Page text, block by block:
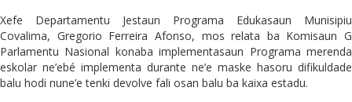
Xefe Departamentu Jestaun Programa Edukasaun Munisipiu
Covalima, Gregorio Ferreira Afonso, mos relata ba Komisaun G
Parlamentu Nasional konaba implementasaun Programa merenda
eskolar ne’ebé implementa durante ne’e maske hasoru difikuldade
balu hodi nune’e tenki devolve fali osan balu ba kaixa estadu.